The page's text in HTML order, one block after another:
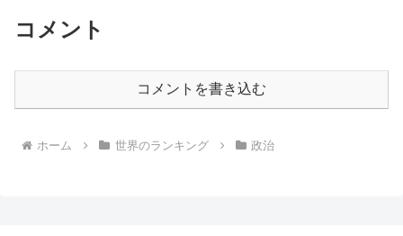
コメント
コメントを書き込む
ホーム 世界のランキング 政治